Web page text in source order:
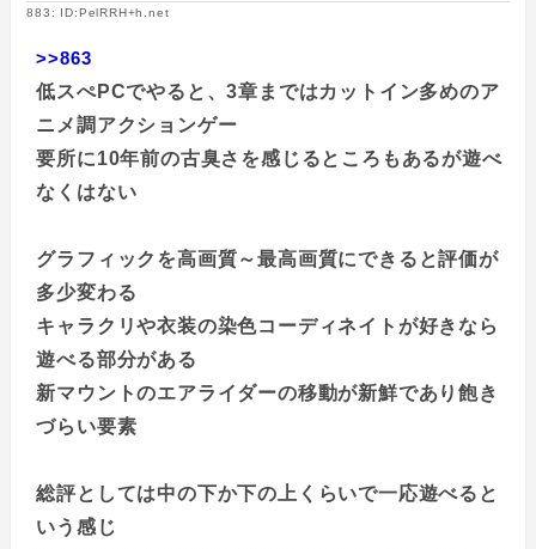
883: ID:PelRRH+h.net
>>863
低スぺPCでやると、3章まではカットイン多めのア
ニメ調アクションゲー
要所に10年前の古臭さを感じるところもあるが遊べ
なくはない
グラフィックを高画質～最高画質にできると評価が
多少変わる
キャラクリや衣装の染色コーディネイトが好きなら
遊べる部分がある
新マウントのエアライダーの移動が新鮮であり飽き
づらい要素
総評としては中の下か下の上くらいで一応遊べると
いう感じ